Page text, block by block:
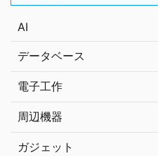
AI
データベース
電子工作
周辺機器
ガジェット